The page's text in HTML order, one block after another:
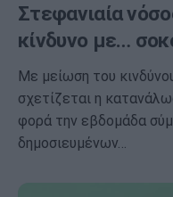
Στεφανιαία
κίνδυνο με…
Με μείωση του
σχετίζεται η
φορά την εβδομάδα
δημοσιευμένων…